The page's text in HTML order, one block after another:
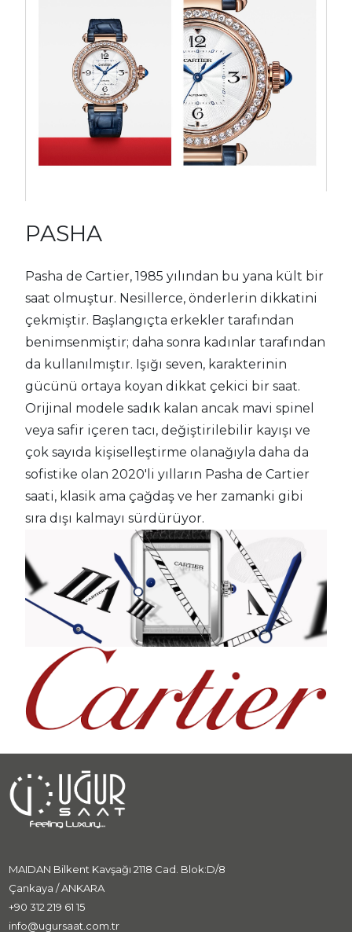
PASHA
Pasha de Cartier, 1985 yılından bu yana kült bir
saat olmuştur. Nesillerce, önderlerin dikkatini
çekmiştir. Başlangıçta erkekler tarafından
benimsenmiştir; daha sonra kadınlar tarafından
da kullanılmıştır. Işığı seven, karakterinin
gücünü ortaya koyan dikkat çekici bir saat.
Orijinal modele sadık kalan ancak mavi spinel
veya safir içeren tacı, değiştirilebilir kayışı ve
çok sayıda kişiselleştirme olanağıyla daha da
sofistike olan 2020'li yılların Pasha de Cartier
saati, klasik ama çağdaş ve her zamanki gibi
sıra dışı kalmayı sürdürüyor.
MAIDAN Bilkent Kavşağı 2118 Cad. Blok:D/8
Çankaya / ANKARA
+90 312 219 61 15
info@ugursaat.com.tr